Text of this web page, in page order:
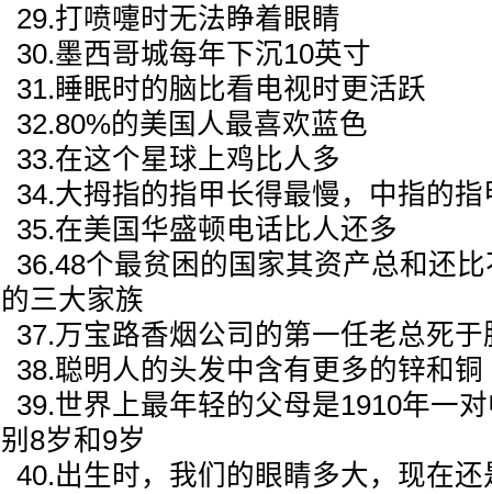
29.打喷嚏时无法睁着眼睛
30.墨西哥城每年下沉10英寸
31.睡眠时的脑比看电视时更活跃
32.80%的美国人最喜欢蓝色
33.在这个星球上鸡比人多
34.大拇指的指甲长得最慢，中指的
35.在美国华盛顿电话比人还多
36.48个最贫困的国家其资产总和还
的三大家族
37.万宝路香烟公司的第一任老总死于
38.聪明人的头发中含有更多的锌和铜
39.世界上最年轻的父母是1910年一
别8岁和9岁
40.出生时，我们的眼睛多大，现在